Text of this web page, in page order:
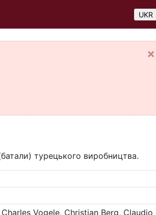
UKR
×
турецького виробництва.
Vogele, Christian Berg, Claudio